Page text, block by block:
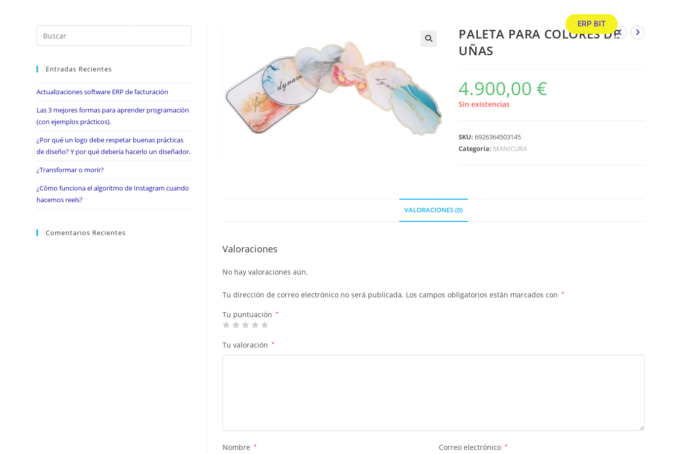
ERP BIT
PALETA PARA COLORES DE
UÑAS
4.900,00 €
Sin existencias
SKU:6926364503145
Categoría: MANICURA
VALORACIONES (0)
Valoraciones
No hay valoraciones aún.
Tu dirección de correo electrónico no será publicada. Los campos obligatorios están marcados con *
Tu puntuación *
Tu valoración *
Nombre * Correo electrónico *
Entradas Recientes
Actualizaciones software ERP de facturación
Las 3 mejores formas para aprender programación
(con ejemplos prácticos).
¿Por qué un logo debe respetar buenas prácticas
de diseño? Y por qué debería hacerlo un diseñador.
¿Transformar o morir?
¿Cómo funciona el algoritmo de Instagram cuando
hacemos reels?
Comentarios Recientes